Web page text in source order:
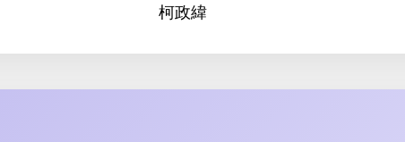
柯政緯